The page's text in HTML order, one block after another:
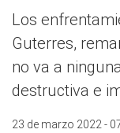
Los
Guterres,
no va a
destructiva e
23 de marzo 2022 -